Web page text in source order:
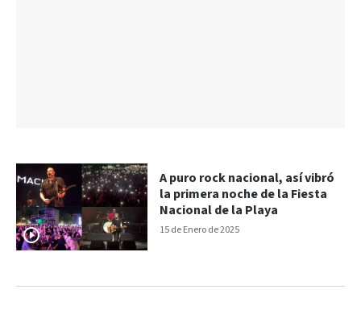
15 de Enero de 2025
A puro rock nacional, así vibró
la primera noche de la Fiesta
Nacional de la Playa